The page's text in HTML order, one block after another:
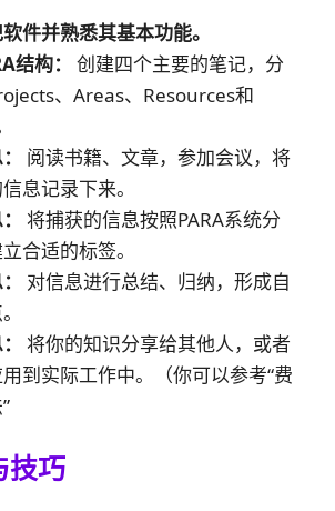
件并熟悉其基本功能。
结构：
创建四个主要的笔记，分
、Areas、Resources和
阅读书籍、文章，参加会议，将
息记录下来。
将捕获的信息按照PARA系统分
合适的标签。
对信息进行总结、归纳，形成自
将你的知识分享给其他人，或者
到实际工作中。（你可以参考“费
技巧